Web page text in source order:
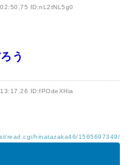
ID:nL2tNL5g0
う
ID:fPOdeXHia
read.cgi/hinatazaka46/1565697349/